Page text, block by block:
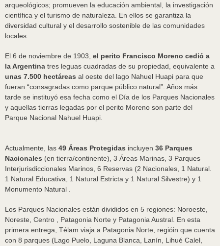
arqueológicos; promueven la educación ambiental, la investigación
científica y el turismo de naturaleza. En ellos se garantiza la
diversidad cultural y el desarrollo sostenible de las comunidades
locales.
El 6 de noviembre de 1903, el perito Francisco Moreno cedió a
la Argentina tres leguas cuadradas de su propiedad, equivalente a
unas 7.500 hectáreas al oeste del lago Nahuel Huapi para que
fueran “consagradas como parque público natural”. Años más
tarde se instituyó esa fecha como el Día de los Parques Nacionales
y aquellas tierras legadas por el perito Moreno son parte del
Parque Nacional Nahuel Huapi.
Actualmente, las 49 Áreas Protegidas incluyen 36 Parques
Nacionales (en tierra/continente), 3 Áreas Marinas, 3 Parques
Interjurisdiccionales Marinos, 6 Reservas (2 Nacionales, 1 Natural.
1 Natural Educativa, 1 Natural Estricta y 1 Natural Silvestre) y 1
Monumento Natural .
Los Parques Nacionales están divididos en 5 regiones: Noroeste,
Noreste, Centro , Patagonia Norte y Patagonia Austral. En esta
primera entrega, Télam viaja a Patagonia Norte, regióin que cuenta
con 8 parques (Lago Puelo, Laguna Blanca, Lanín, Lihué Calel,